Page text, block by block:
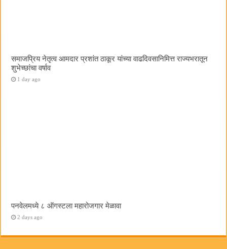
समाजप्रिय नेतृत्व आमदार प्रशांत ठाकूर यांच्या वाढदिवसानिमित्त राज्यभरातून
शुभेच्छांचा वर्षाव
1 day ago
पनवेलमध्ये ८ ऑगस्टला महारोजगार मेळावा
2 days ago